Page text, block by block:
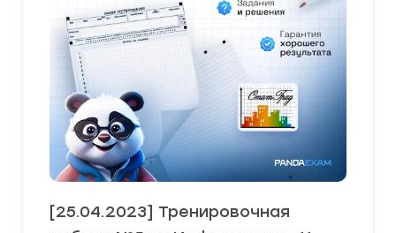
[25.04.2023] Тренировочная